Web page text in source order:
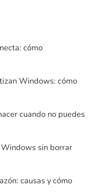
cómo
Windows: cómo
cuando no puedes
sin borrar
causas y cómo